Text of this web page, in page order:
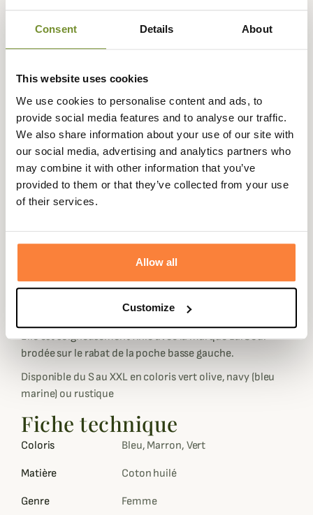
Consent Details About
This website uses cookies
We use cookies to personalise content and ads, to
provide social media features and to analyse our traffic.
We also share information about your use of our site with
our social media, advertising and analytics partners who
may combine it with other information that you’ve
provided to them or that they’ve collected from your use
of their services.
Allow all
Customize
protection, idéale pour vos promenades à la campagne et
vous accompagnera pour de nombreux automnes et
fermeture à pression pour un aspect pratique ainsi que
d'épaulettes avec des passants qui donne un look plus
aventurier à cette veste Barbour.
Cette veste Barbour comporte une doublure chaude en
imprimé Tartan pour les coloris olive et navy et un tartan
vert et rose pour le coloris marron pour aider à protéger
contre les froides journées d'hiver ainsi qu'une poche
intérieure.
La veste Winter Defence se ferme à l'aide du solide zip en
laiton doublé d'un rabat à pressions intégrées dans le
rabat pour plus de discrétion. Le col est droit facon
officier et est entièrement doublé de velours marron
Elle est soigneusement finie avec la marque Barbour
brodée sur le rabat de la poche basse gauche.
Disponible du S au XXL en coloris vert olive, navy (bleu
marine) ou rustique
Fiche technique
Coloris Bleu, Marron, Vert
Matière Coton huilé
Genre Femme